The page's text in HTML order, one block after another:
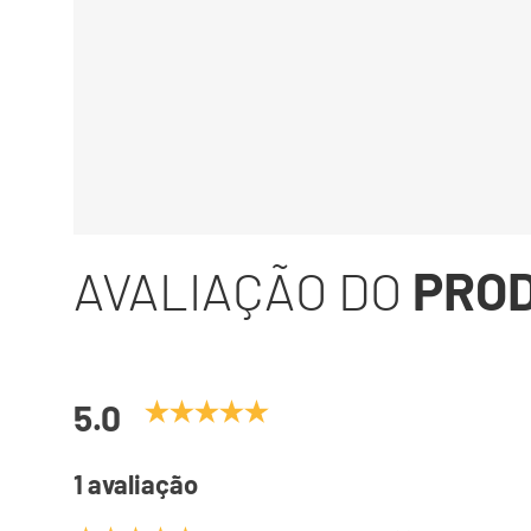
AVALIAÇÃO DO
5.0
1 avaliação